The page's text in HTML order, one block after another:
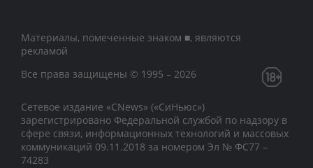
Материалы, помеченные знаком ■, являются
рекламой
Все права защищены © 1995 – 2026
Сетевое издание «CNews» («СиНьюс»)
зарегистрировано Федеральной службой по надзору в
сфере связи, информационных технологий и массовых
коммуникаций 09.11.2018 за номером Эл № ФС77 –
74283